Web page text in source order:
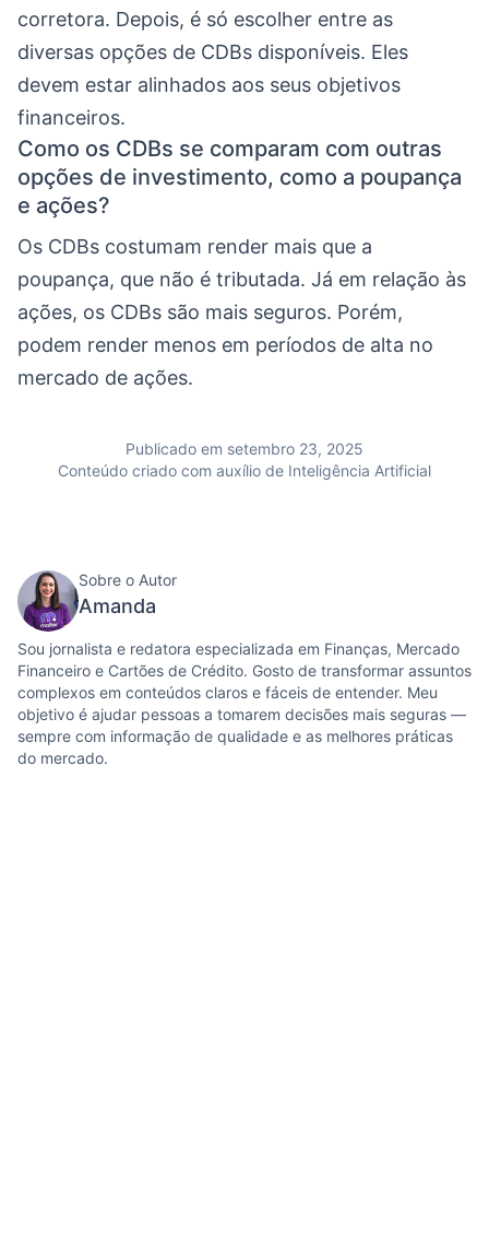
corretora. Depois, é só escolher entre as
diversas opções de CDBs disponíveis. Eles
devem estar alinhados aos seus objetivos
financeiros.
Como os CDBs se comparam com outras
opções de investimento, como a poupança
e ações?
Os CDBs costumam render mais que a
poupança, que não é tributada. Já em relação às
ações, os CDBs são mais seguros. Porém,
podem render menos em períodos de alta no
mercado de ações.
Publicado em setembro 23, 2025
Conteúdo criado com auxílio de Inteligência Artificial
Sobre o Autor
Amanda
Sou jornalista e redatora especializada em Finanças, Mercado
Financeiro e Cartões de Crédito. Gosto de transformar assuntos
complexos em conteúdos claros e fáceis de entender. Meu
objetivo é ajudar pessoas a tomarem decisões mais seguras —
sempre com informação de qualidade e as melhores práticas
do mercado.